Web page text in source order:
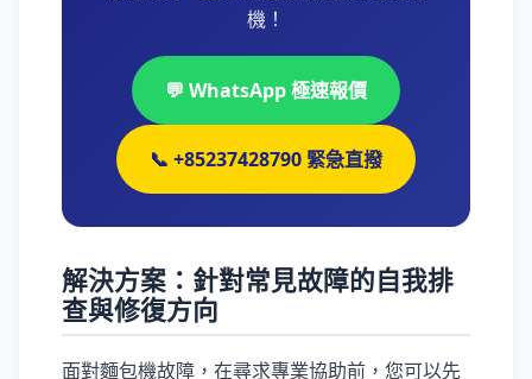
機！
💬 WhatsApp 極速報價
📞 +85237428790 緊急直撥
解決方案：針對常見故障的自我排
查與修復方向
面對麵包機故障，在尋求專業協助前，您可以先